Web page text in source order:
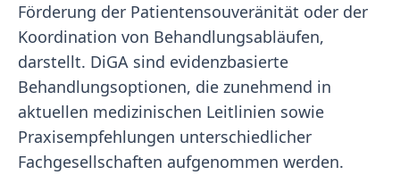
Förderung der Patientensouveränität oder der
Koordination von Behandlungsabläufen,
darstellt. DiGA sind evidenzbasierte
Behandlungsoptionen, die zunehmend in
aktuellen medizinischen Leitlinien sowie
Praxisempfehlungen unterschiedlicher
Fachgesellschaften aufgenommen werden.